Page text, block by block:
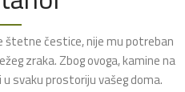
štetne čestice, nije mu potreban
zraka. Zbog ovoga, kamine na
svaku prostoriju vašeg doma.